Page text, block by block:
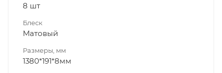
8 шт
Блеск
Матовый
Размеры, мм
1380*191*8мм